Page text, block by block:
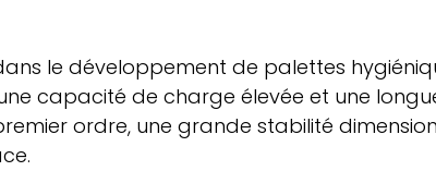
le développement de palettes
capacité de charge élevée et une
ordre, une grande stabilité